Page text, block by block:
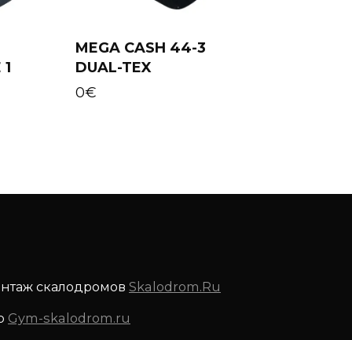
Add to cart
MEGA CASH 44-3
DUAL-TEX
0€
скалодромов Skalodrom.Ru
Gym-skalodrom.ru